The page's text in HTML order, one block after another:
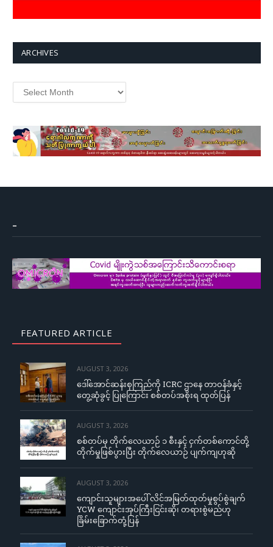
ARCHIVES
Archives
–
FEATURED ARTICLE
AUGUST 3, 2026
ဒေါ်အောင်ဆန်းစုကြည်ကို ICRC ဌာနေ တာဝန်ခံနှင့်
တွေ့ဆုံခွင့် ပြုကြောင်း စစ်တပ်အစိုးရ ထုတ်ပြန်
AUGUST 3, 2026
စစ်တပ်မှ တိုက်လေယာဉ် ၁ စီးနှင့် ငှက်တစ်ကောင်တို့
တိုက်မှုဖြစ်ပွားပြီး တိုက်လေယာဉ် ပျက်ကျဟုဆို
AUGUST 3, 2026
ကျောင်းသူများအပေါ် လိင်အမြတ်ထုတ်မှုစွပ်စွဲချက်
YCW ကျောင်းအုပ်ကြီးငြင်းဆို၊ တရားစွဲမည်ဟု
ခြိမ်းခြောက်တုံ့ပြန်